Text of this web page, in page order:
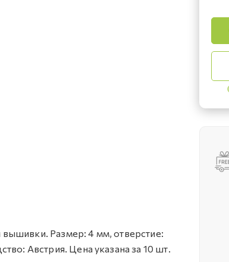
вышивки. Размер: 4 мм, отверстие:
Австрия. Цена указана за 10 шт.